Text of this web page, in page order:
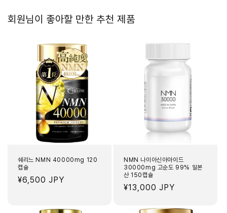
회원님이 좋아할 만한 추천 제품
쉐리느 NMN 40000mg 120
캡슐
정
¥6,500 JPY
NMN 나이아신아마이드
30000mg 고순도 99% 일본
산 150캡슐
정
¥13,000 JPY